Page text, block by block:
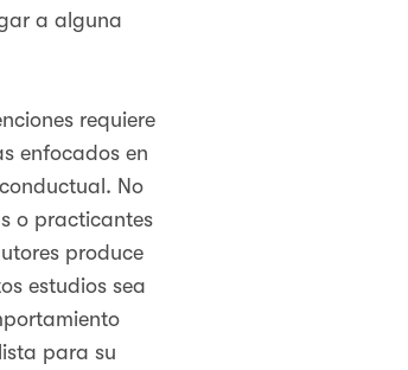
a alguna
requiere
enfocados en
No
o practicantes
produce
estudios sea
para su